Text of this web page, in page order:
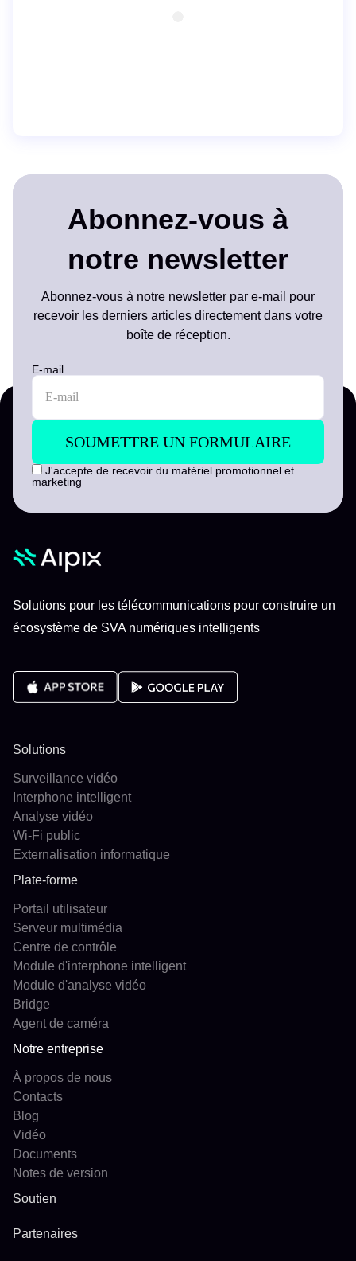
Abonnez-vous à
notre newsletter
Abonnez-vous à notre newsletter par e-mail pour
recevoir les derniers articles directement dans votre
boîte de réception.
E-mail
J'accepte de recevoir du matériel promotionnel et
marketing
Solutions pour les télécommunications pour construire un
écosystème de SVA numériques intelligents
Solutions
Surveillance vidéo
Interphone intelligent
Analyse vidéo
Wi-Fi public
Externalisation informatique
Plate-forme
Portail utilisateur
Serveur multimédia
Centre de contrôle
Module d'interphone intelligent
Module d'analyse vidéo
Bridge
Agent de caméra
Notre entreprise
À propos de nous
Contacts
Blog
Vidéo
Documents
Notes de version
Soutien
Partenaires